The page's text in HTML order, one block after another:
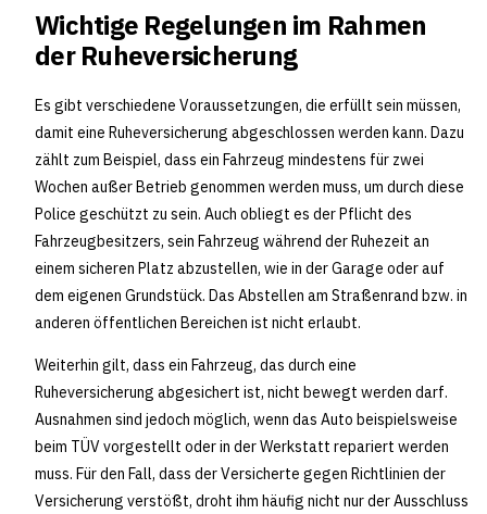
Wichtige Regelungen im Rahmen
der Ruheversicherung
Es gibt verschiedene Voraussetzungen, die erfüllt sein müssen,
damit eine Ruheversicherung abgeschlossen werden kann. Dazu
zählt zum Beispiel, dass ein Fahrzeug mindestens für zwei
Wochen außer Betrieb genommen werden muss, um durch diese
Police geschützt zu sein. Auch obliegt es der Pflicht des
Fahrzeugbesitzers, sein Fahrzeug während der Ruhezeit an
einem sicheren Platz abzustellen, wie in der Garage oder auf
dem eigenen Grundstück. Das Abstellen am Straßenrand bzw. in
anderen öffentlichen Bereichen ist nicht erlaubt.
Weiterhin gilt, dass ein Fahrzeug, das durch eine
Ruheversicherung abgesichert ist, nicht bewegt werden darf.
Ausnahmen sind jedoch möglich, wenn das Auto beispielsweise
beim TÜV vorgestellt oder in der Werkstatt repariert werden
muss. Für den Fall, dass der Versicherte gegen Richtlinien der
Versicherung verstößt, droht ihm häufig nicht nur der Ausschluss